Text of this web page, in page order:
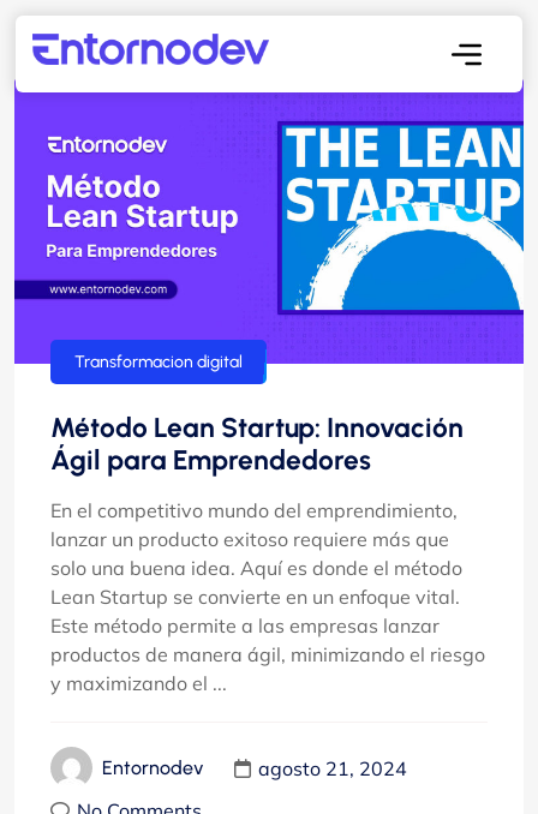
Transformacion digital
Método Lean Startup: Innovación
Ágil para Emprendedores
En el competitivo mundo del emprendimiento,
lanzar un producto exitoso requiere más que
solo una buena idea. Aquí es donde el método
Lean Startup se convierte en un enfoque vital.
Este método permite a las empresas lanzar
productos de manera ágil, minimizando el riesgo
y maximizando el ...
Entornodev
agosto 21, 2024